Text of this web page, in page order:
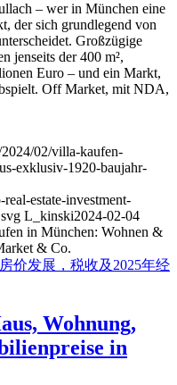
– wer in München eine
der sich grundlegend von
Großzügige
jenseits der 400 m²,
Euro – und ein Markt,
Off Market, mit NDA,
02/villa-kaufen-
exklusiv-1920-baujahr-
estate-investment-
L_kinski2024-02-04
in München: Wohnen &
& Co.
Wohnung,
in